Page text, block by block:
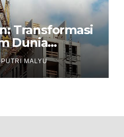
Transformasi
Dunia
PUTRI MALYU